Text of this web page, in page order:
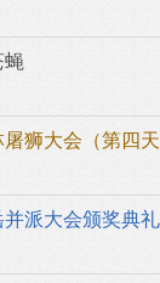
蝇
屠狮大会（第四天
并派大会颁奖典